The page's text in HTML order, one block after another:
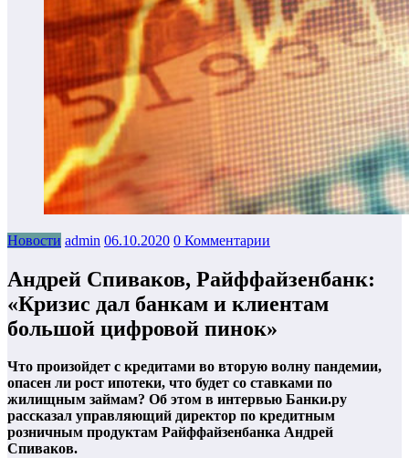
Новости admin 06.10.2020 0 Комментарии
​Андрей Спиваков, Райффайзенбанк:
«Кризис дал банкам и клиентам
большой цифровой пинок»
Что произойдет с кредитами во вторую волну пандемии,
опасен ли рост ипотеки, что будет со ставками по
жилищным займам? Об этом в интервью Банки.ру
рассказал управляющий директор по кредитным
розничным продуктам Райффайзенбанка Андрей
Спиваков.